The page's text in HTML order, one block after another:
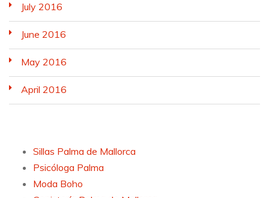
July 2016
June 2016
May 2016
April 2016
Sillas Palma de Mallorca
Psicóloga Palma
Moda Boho